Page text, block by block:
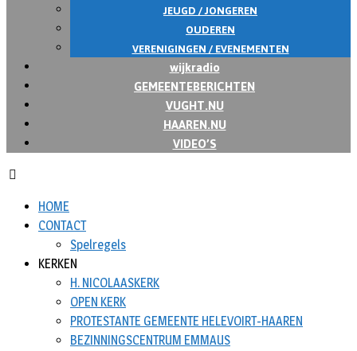
JEUGD / JONGEREN
OUDEREN
VERENIGINGEN / EVENEMENTEN
wijkradio
GEMEENTEBERICHTEN
VUGHT.NU
HAAREN.NU
VIDEO’S
HOME
CONTACT
Spelregels
KERKEN
H. NICOLAASKERK
OPEN KERK
PROTESTANTE GEMEENTE HELEVOIRT-HAAREN
BEZINNINGSCENTRUM EMMAUS